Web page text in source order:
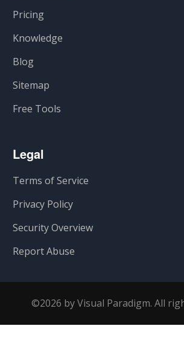
Pricing
Knowledge
Blog
Sitemap
Free Tools
Legal
Terms of Service
Privacy Policy
Security Overview
Report Abuse
©2026 by Visual Paradigm. All